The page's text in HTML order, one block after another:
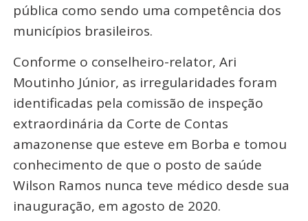
pública como sendo uma competência dos
municípios brasileiros.
Conforme o conselheiro-relator, Ari
Moutinho Júnior, as irregularidades foram
identificadas pela comissão de inspeção
extraordinária da Corte de Contas
amazonense que esteve em Borba e tomou
conhecimento de que o posto de saúde
Wilson Ramos nunca teve médico desde sua
inauguração, em agosto de 2020.